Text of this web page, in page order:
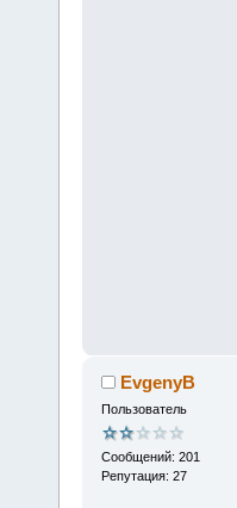
EvgenyB
Пользователь
Сообщений: 201
Репутация: 27